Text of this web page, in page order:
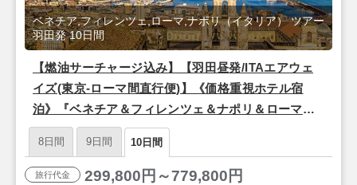
【燃油サーチャージ込み】【羽田昼発/ITAエアウェ
イズ(東京-ローマ間直行便)】《価格重視ホテル宿
泊》『ベネチア＆フィレンツェ＆ナポリ＆ローマ』
10日間
ベネチア,フィレンツェ,ローマ,ナポリ（イタリア） ツアー
羽田発 10日間
8日間 9日間 10日間
旅行代金 299,800円～779,800円